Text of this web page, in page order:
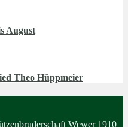
August
Theo Hüppmeier
Wewer 1910